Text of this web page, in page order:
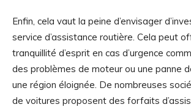
Enfin, cela vaut la peine d’envisager
service d’assistance routière. Cela peut
tranquillité d’esprit en cas d’urgence
des problèmes de moteur ou une panne
une région éloignée. De nombreuses
de voitures proposent des forfaits